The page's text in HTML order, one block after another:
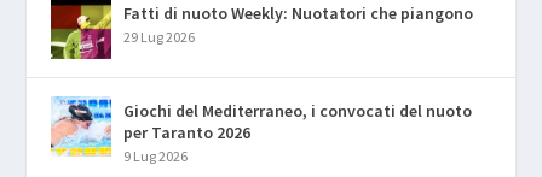
Fatti di nuoto Weekly: Nuotatori che piangono
29 Lug 2026
Giochi del Mediterraneo, i convocati del nuoto
per Taranto 2026
9 Lug 2026